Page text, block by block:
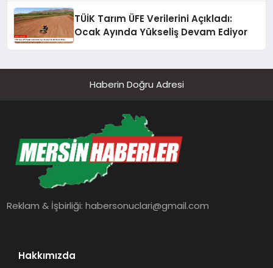
TÜİK Tarım ÜFE Verilerini Açıkladı:
Ocak Ayında Yükseliş Devam Ediyor
Haberin Doğru Adresi
Reklam & İşbirliği:habersonuclari@gmail.com
Hakkımızda